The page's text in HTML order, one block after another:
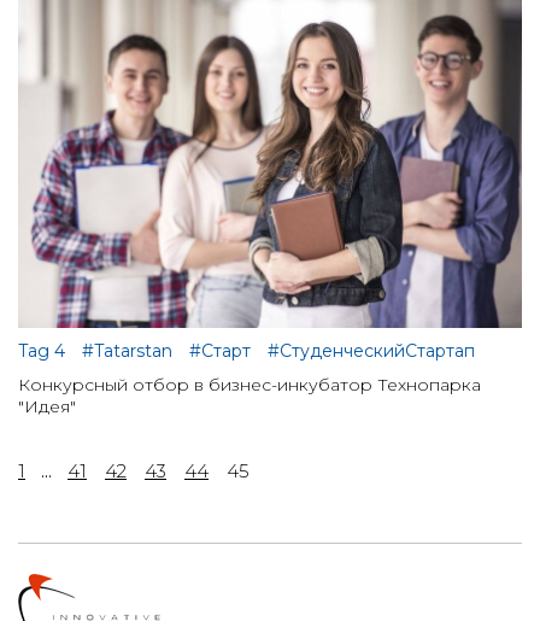
Tag 4 #Tatarstan #Старт
#СтуденческийСтартап
Конкурсный отбор в бизнес-инкубатор Технопарка
"Идея"
1 ... 41 42 43 44 45